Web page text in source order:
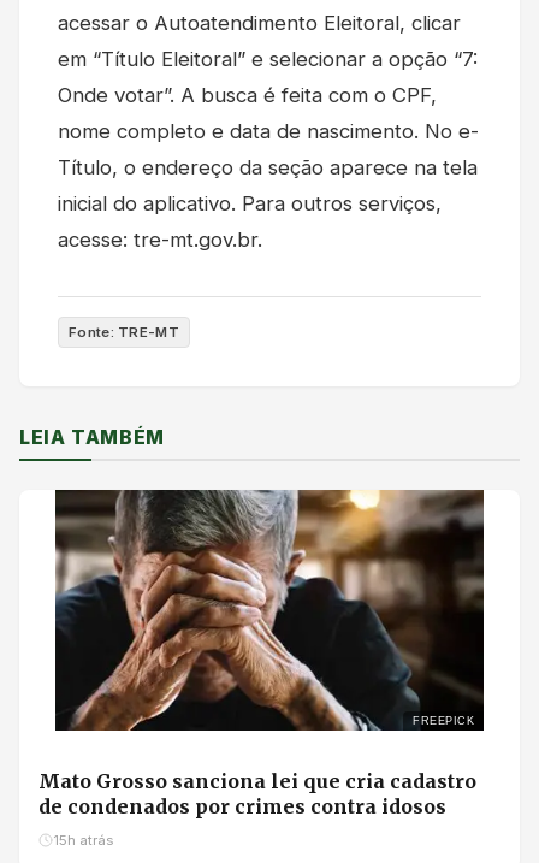
acessar o Autoatendimento Eleitoral, clicar
em “Título Eleitoral” e selecionar a opção “7:
Onde votar”. A busca é feita com o CPF,
nome completo e data de nascimento. No e-
Título, o endereço da seção aparece na tela
inicial do aplicativo. Para outros serviços,
acesse: tre-mt.gov.br.
Fonte: TRE-MT
LEIA TAMBÉM
FREEPICK
Mato Grosso sanciona lei que cria cadastro
de condenados por crimes contra idosos
15h atrás